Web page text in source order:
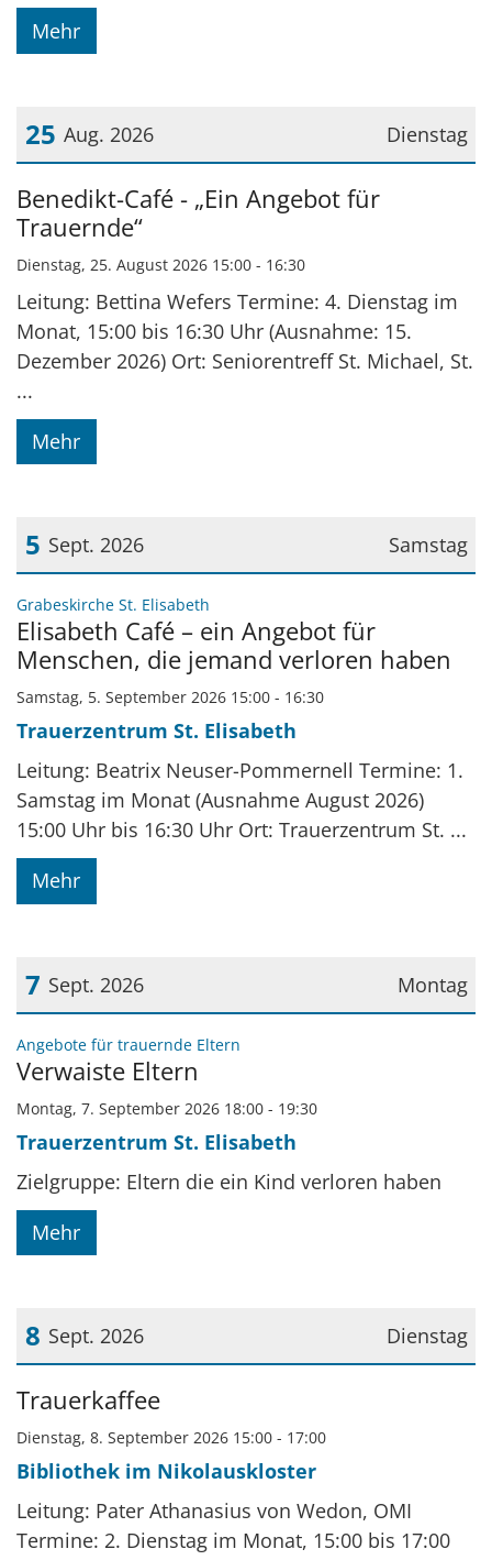
Mehr
Dienstag
25 Aug. 2026
Datum: 25. August 2026
Benedikt-Café - „Ein Angebot für
Trauernde“
Dienstag, 25. August 2026 15:00 - 16:30
Leitung: Bettina Wefers Termine: 4. Dienstag im
Monat, 15:00 bis 16:30 Uhr (Ausnahme: 15.
Dezember 2026) Ort: Seniorentreff St. Michael, St.
...
Mehr
Samstag
5 Sept. 2026
Datum: 5. September 2026
Grabeskirche St. Elisabeth
Elisabeth Café – ein Angebot für
Menschen, die jemand verloren haben
Samstag, 5. September 2026 15:00 - 16:30
Trauerzentrum St. Elisabeth
Leitung: Beatrix Neuser-Pommernell Termine: 1.
Samstag im Monat (Ausnahme August 2026)
15:00 Uhr bis 16:30 Uhr Ort: Trauerzentrum St. ...
Mehr
Montag
7 Sept. 2026
Datum: 7. September 2026
Angebote für trauernde Eltern
Verwaiste Eltern
Montag, 7. September 2026 18:00 - 19:30
Trauerzentrum St. Elisabeth
Zielgruppe: Eltern die ein Kind verloren haben
Mehr
Dienstag
8 Sept. 2026
Datum: 8. September 2026
Trauerkaffee
Dienstag, 8. September 2026 15:00 - 17:00
Bibliothek im Nikolauskloster
Leitung: Pater Athanasius von Wedon, OMI
Termine: 2. Dienstag im Monat, 15:00 bis 17:00